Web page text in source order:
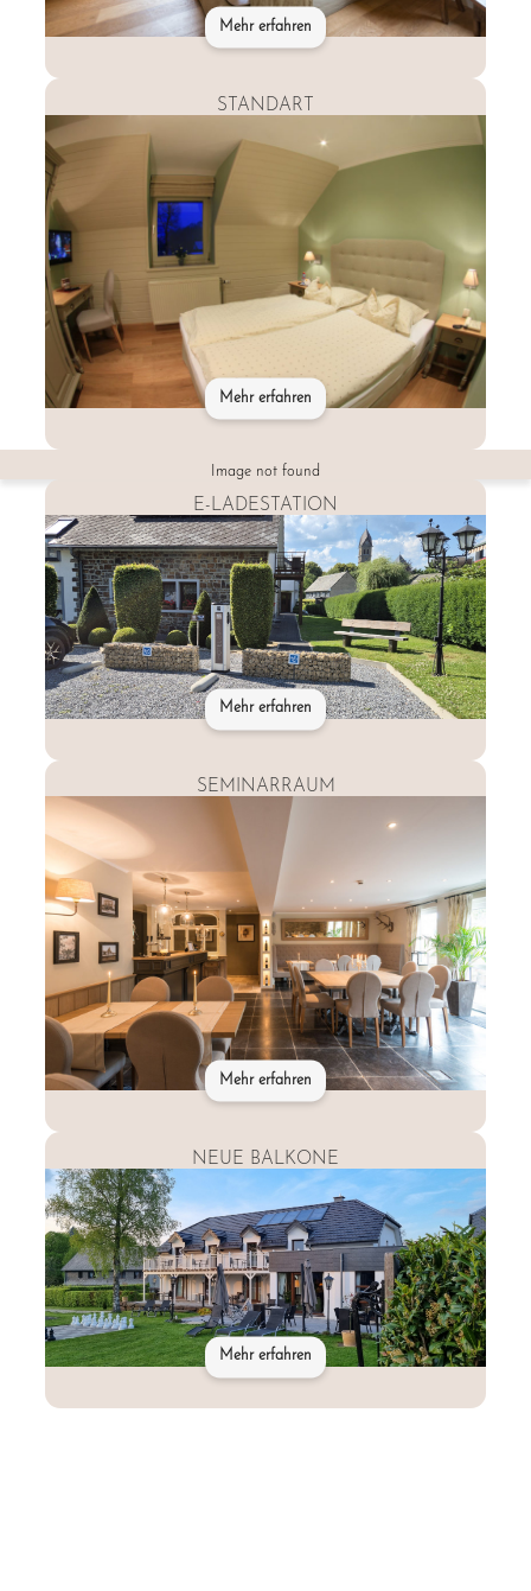
Mehr erfahren
STANDART
Mehr erfahren
Hotel
Image not found
E-LADESTATION
Mehr erfahren
SEMINARRAUM
Mehr erfahren
NEUE BALKONE
Mehr erfahren